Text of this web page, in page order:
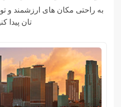
به راحتی مکان های ارزشمند و
تان پیدا